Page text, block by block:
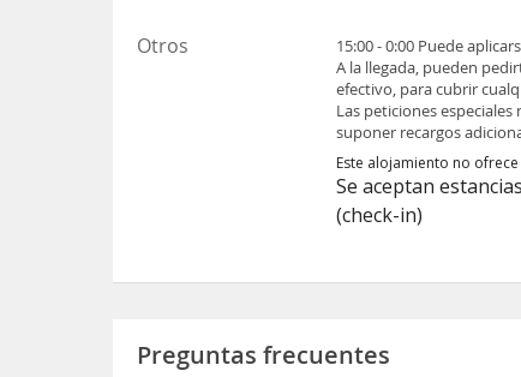
Otros
15:00 - 0:00 Puede
A la llegada, pueden
efectivo, para cubrir
Las peticiones
suponer recargos
Este alojamiento no
Se aceptan
(check-in)
Preguntas frecuentes